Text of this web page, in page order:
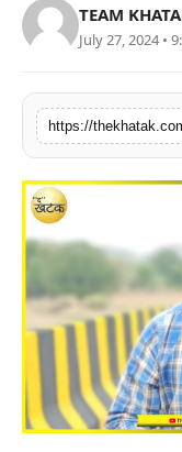
खेल
लाइफस्टाइल
अंतर्राष्ट्रीय
TEAM
July 27, 2024 •